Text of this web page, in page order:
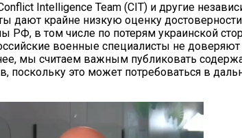
Intelligence Team (CIT) и другие
дают крайне низкую оценку достоверности
РФ, в том числе по потерям украинской
военные специалисты не
мы считаем важным публиковать
поскольку это может потребоваться в